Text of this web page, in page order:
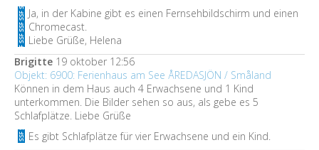
Ja, in der Kabine gibt es einen Fernsehbildschirm und einen
Chromecast.
Liebe Grüße, Helena
Brigitte 19 oktober 12:56
Objekt: 6900: Ferienhaus am See ÅREDASJÖN / Småland
Können in dem Haus auch 4 Erwachsene und 1 Kind
unterkommen. Die Bilder sehen so aus, als gebe es 5
Schlafplätze. Liebe Grüße
Es gibt Schlafplätze für vier Erwachsene und ein Kind.